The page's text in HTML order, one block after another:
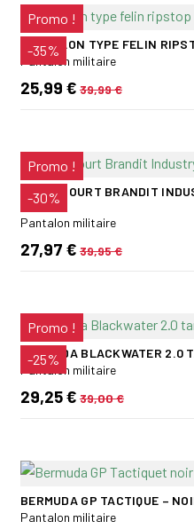
Promo !
-35%
PANTALON TYPE FELIN
Pantalon militaire
25,99 € 39,99 €
Promo !
-30%
PANTACOURT BRANDIT
NOIR
Pantalon militaire
27,97 € 39,95 €
Promo !
-25%
BERMUDA BLACKWATER 2.0
Pantalon militaire
29,25 € 39,00 €
BERMUDA GP TACTIQUE –
Pantalon militaire